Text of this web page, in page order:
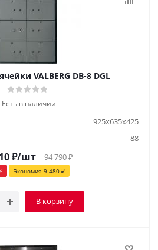
VALBERG DB-8 DGL
Есть в наличии
925х635х425
88
₽/шт 94 790₽
Экономия 9 480₽
В корзину